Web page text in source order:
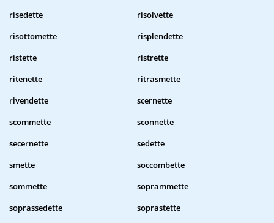
risedette
risolvette
risottomette
risplendette
ristette
ristrette
ritenette
ritrasmette
rivendette
scernette
scommette
sconnette
secernette
sedette
smette
soccombette
sommette
soprammette
soprassedette
soprastette